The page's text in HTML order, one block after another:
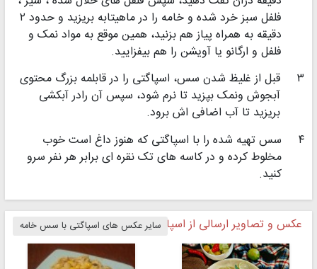
فلفل سبز خرد شده و خامه را در ماهیتابه بریزید و حدود ۲
دقیقه به همراه پیاز هم بزنید، همین موقع به مواد نمک و
فلفل و ارگانو یا آویشن را هم بیفزایید.
۳
قبل از غلیظ شدن سس، اسپاگتی را در قابلمه بزرگ محتوی
آبجوش ونمک بپزید تا نرم شود، سپس آن رادر آبکشی
بریزید تا آب اضافی اش برود.
۴
سس تهیه شده را با اسپاگتی که هنوز داغ است خوب
مخلوط کرده و در کاسه های تک نقره ای برابر هر نفر سرو
کنید.
عکس و تصاویر ارسالی از اسپاگتی با سس خامه
سایر عکس های اسپاگتی با سس خامه